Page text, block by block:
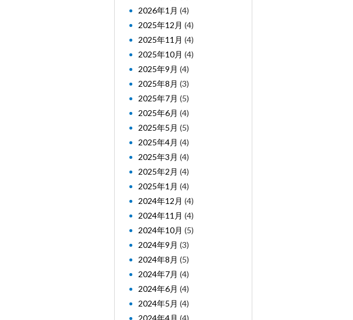
2026年1月 (4)
2025年12月 (4)
2025年11月 (4)
2025年10月 (4)
2025年9月 (4)
2025年8月 (3)
2025年7月 (5)
2025年6月 (4)
2025年5月 (5)
2025年4月 (4)
2025年3月 (4)
2025年2月 (4)
2025年1月 (4)
2024年12月 (4)
2024年11月 (4)
2024年10月 (5)
2024年9月 (3)
2024年8月 (5)
2024年7月 (4)
2024年6月 (4)
2024年5月 (4)
2024年4月 (4)